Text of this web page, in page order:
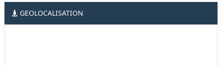
GEOLOCALISATION